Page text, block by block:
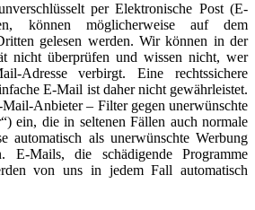
per Elektronische Post (E-
können möglicherweise auf dem
gelesen werden. Wir können in der
nicht überprüfen und wissen nicht, wer
Adresse verbirgt. Eine rechtssichere
E-Mail ist daher nicht gewährleistet.
Anbieter – Filter gegen unerwünschte
ein, die in seltenen Fällen auch normale
automatisch als unerwünschte Werbung
E-Mails, die schädigende Programme
von uns in jedem Fall automatisch